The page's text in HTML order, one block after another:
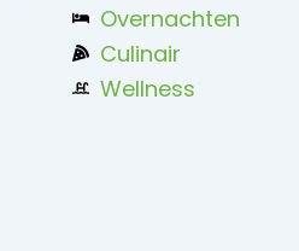
Overnachten
Culinair
Wellness